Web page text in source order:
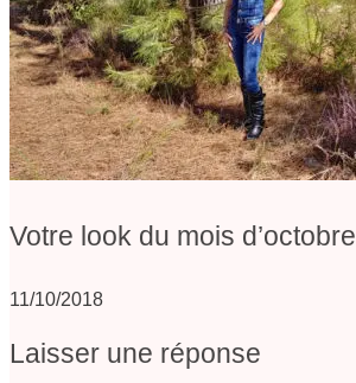
Votre look du mois d’octobre
11/10/2018
Laisser une réponse